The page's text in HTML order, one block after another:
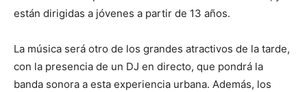
están dirigidas a jóvenes a partir de 13 años.
La música será otro de los grandes atractivos de la tarde,
con la presencia de un DJ en directo, que pondrá la
banda sonora a esta experiencia urbana. Además, los